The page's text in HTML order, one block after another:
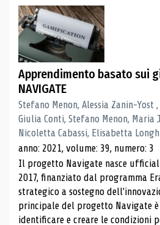
Apprendimento basato sui
NAVIGATE
Stefano Menon, Alessia Zanin-Yost
Giulia Conti, Stefano Menon, Maria
Nicoletta Cabassi, Elisabetta
anno: 2021, volume: 39, numero: 3
Il progetto Navigate nasce
2017, finanziato dal programma
strategico a sostegno
principale del progetto Navigate
identificare e creare le condizioni